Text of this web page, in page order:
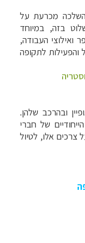
השלכה מכרעת על
בזה, במיוחד
ואילוצי העבודה,
והפעילות לתקופה
ובהרכב שלהן.
של חברי
צרכים אלו, לטיול